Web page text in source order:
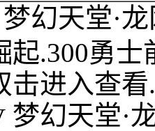
梦幻天堂·
起.300勇
击进入查
梦幻天堂·